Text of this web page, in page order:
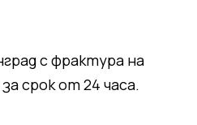
с фрактура на
срок от 24 часа.